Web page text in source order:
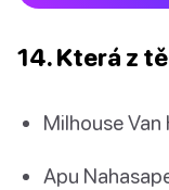
14. Která z
Milhouse Van
Apu